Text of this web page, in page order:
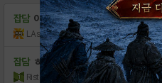
잡담 이름이
LAsahi 조회수:35 | 18.11.24
잡담 ㅎㅎ
Ristorante 조회수:61 | 16.09.17